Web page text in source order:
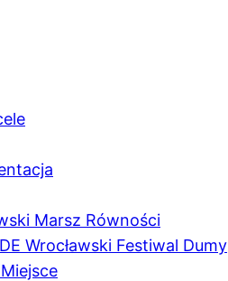
Marsz Równości
Wrocławski Festiwal Dumy